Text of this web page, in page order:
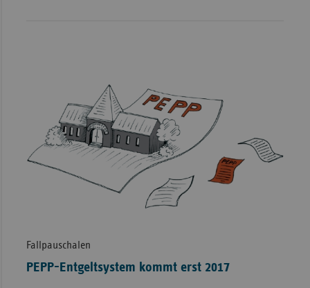
Fallpauschalen
PEPP-Entgeltsystem kommt erst 2017